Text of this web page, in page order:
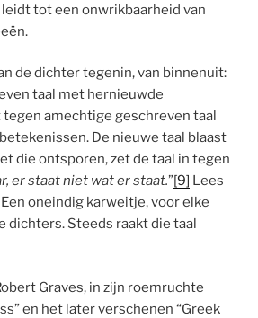
tot een onwrikbaarheid van
de dichter tegenin, van binnenuit:
taal met hernieuwde
amechtige geschreven taal
De nieuwe taal blaast
die ontsporen, zet de taal in tegen
er staat niet wat er staat.”[9] Lees
oneindig karweitje, voor elke
dichters. Steeds raakt die taal
Graves, in zijn roemruchte
en het later verschenen “Greek